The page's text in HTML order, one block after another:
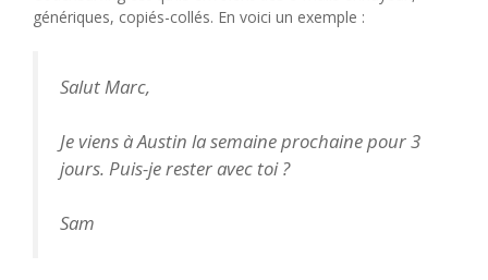
génériques, copiés-collés. En voici un exemple :
Salut Marc,
Je viens à Austin la semaine prochaine pour 3
jours. Puis-je rester avec toi ?
Sam